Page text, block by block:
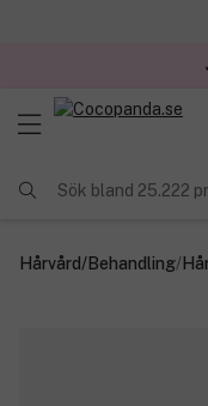
Sök bland 25.222
Hårvård/Behandling/